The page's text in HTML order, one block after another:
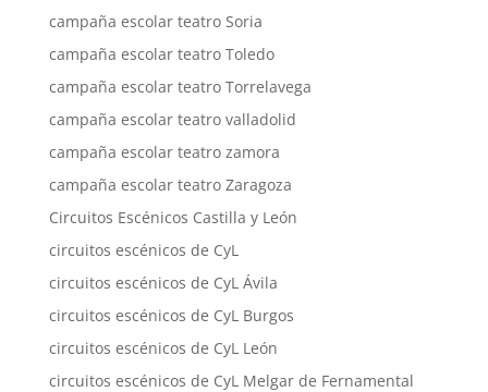
campaña escolar teatro Soria
campaña escolar teatro Toledo
campaña escolar teatro Torrelavega
campaña escolar teatro valladolid
campaña escolar teatro zamora
campaña escolar teatro Zaragoza
Circuitos Escénicos Castilla y León
circuitos escénicos de CyL
circuitos escénicos de CyL Ávila
circuitos escénicos de CyL Burgos
circuitos escénicos de CyL León
circuitos escénicos de CyL Melgar de Fernamental